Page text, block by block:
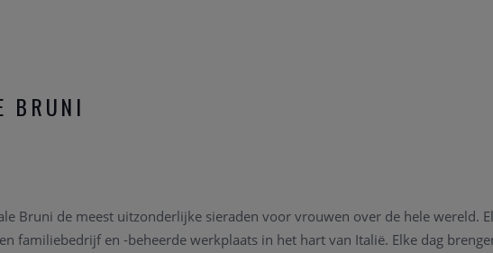
BRUNI
Bruni de meest uitzonderlijke sieraden voor vrouwen over de hele wereld.
familiebedrijf en -beheerde werkplaats in het hart van Italië. Elke dag